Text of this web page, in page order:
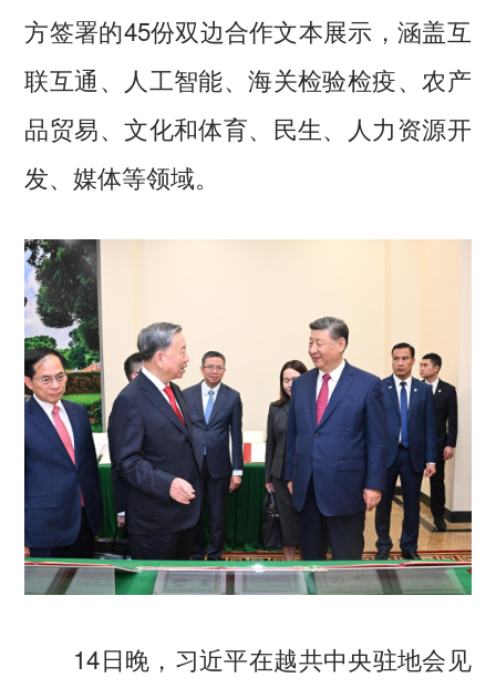
方签署的45份双边合作文本展示，涵盖互
联互通、人工智能、海关检验检疫、农产
品贸易、文化和体育、民生、人力资源开
发、媒体等领域。
14日晚，习近平在越共中央驻地会见